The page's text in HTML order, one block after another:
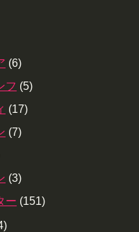
(6)
フ (5)
(17)
(7)
(3)
ー (151)